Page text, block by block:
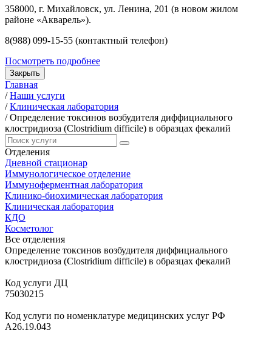
358000, г. Михайловск, ул. Ленина, 201 (в новом жилом
районе «Акварель»).
8(988) 099-15-55 (контактный телефон)
Посмотреть подробнее
Закрыть
Главная
/ Наши услуги
/ Клиническая лаборатория
/ Определение токсинов возбудителя диффициального
клостридиоза (Clostridium difficile) в образцах фекалий
Отделения
Дневной стационар
Иммунологическое отделение
Иммуноферментная лаборатория
Клинико-биохимическая лаборатория
Клиническая лаборатория
КДО
Косметолог
Все отделения
Определение токсинов возбудителя диффициального
клостридиоза (Clostridium difficile) в образцах фекалий
Код услуги ДЦ
75030215
Код услуги по номенклатуре медицинских услуг РФ
A26.19.043